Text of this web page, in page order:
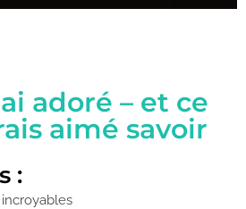
adoré – et ce
aimé savoir
: